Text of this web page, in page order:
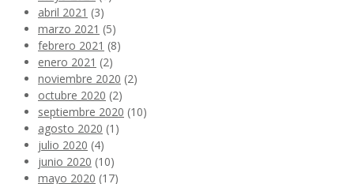
abril 2021 (3)
marzo 2021 (5)
febrero 2021 (8)
enero 2021 (2)
noviembre 2020 (2)
octubre 2020 (2)
septiembre 2020 (10)
agosto 2020 (1)
julio 2020 (4)
junio 2020 (10)
mayo 2020 (17)